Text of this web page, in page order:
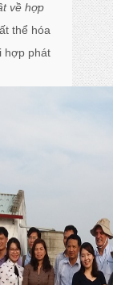
về hợp
thể hóa
hợp phát